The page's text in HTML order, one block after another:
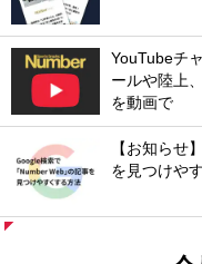
YouTubeチ
ールや陸上
を動画で
【お知らせ
を見つけや